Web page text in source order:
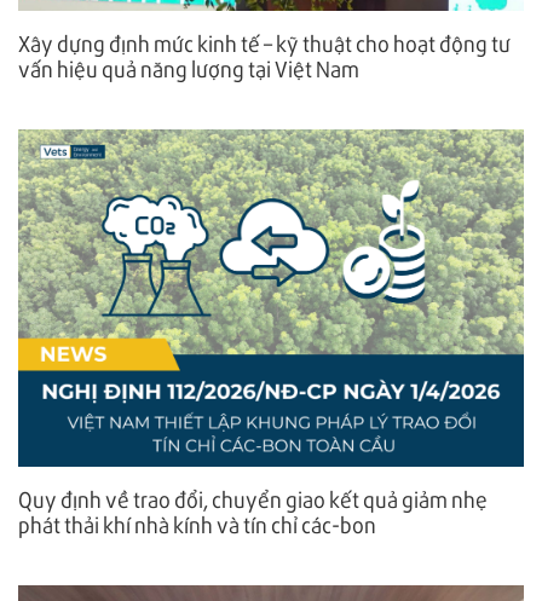
Xây dựng định mức kinh tế – kỹ thuật cho hoạt động tư
vấn hiệu quả năng lượng tại Việt Nam
Quy định về trao đổi, chuyển giao kết quả giảm nhẹ
phát thải khí nhà kính và tín chỉ các-bon